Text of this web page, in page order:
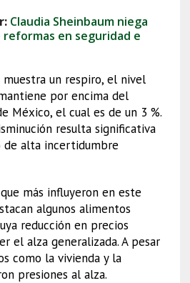
Claudia Sheinbaum niega
en seguridad e
un respiro, el nivel
por encima del
México, el cual es de un 3 %.
resulta significativa
alta incertidumbre
más influyeron en este
algunos alimentos
reducción en precios
el alza generalizada. A pesar
como la vivienda y la
presiones al alza.